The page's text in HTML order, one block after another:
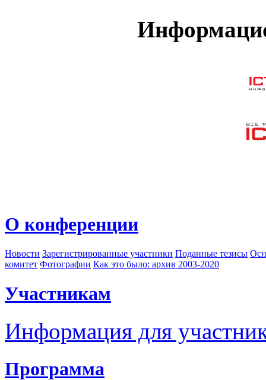
О конференции
Новости Зарегистрированные участники Поданные тезисы
комитет Фотографии Как это было: архив 2003-2020
Участникам
Информация для
Программа